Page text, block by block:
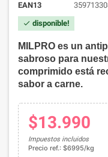
EAN13
check disponible!
MILPRO es un
sabroso para
comprimido está
sabor a carne.
$13.990
Impuestos incluidos
Precio ref.: $6995/kg